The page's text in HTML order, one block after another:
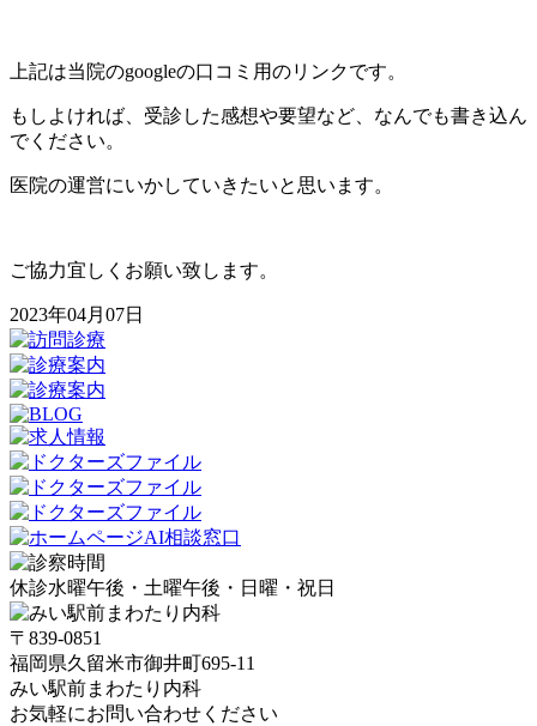
上記は当院のgoogleの口コミ用のリンクです。
もしよければ、受診した感想や要望など、なんでも書き込ん
でください。
医院の運営にいかしていきたいと思います。
ご協力宜しくお願い致します。
2023年04月07日
休診水曜午後・土曜午後・日曜・祝日
〒 839-0851
福岡県久留米市御井町695-11
みい駅前まわたり内科
お気軽にお問い合わせください